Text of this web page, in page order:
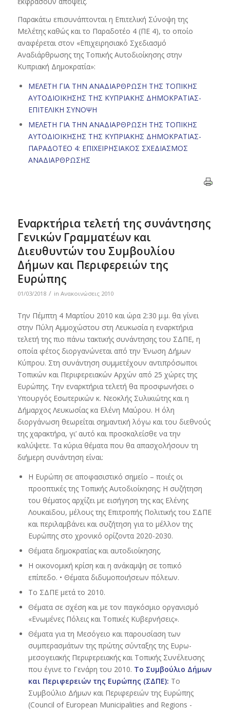
Παρακάτω επισυνάπτονται η Επιτελική Σύνοψη της
Μελέτης καθώς και το Παραδοτέο 4 (ΠΕ 4), το οποίο
αναφέρεται στον «Επιχειρησιακό Σχεδιασμό
Αναδιάρθρωσης της Τοπικής Αυτοδιοίκησης στην
Κυπριακή Δημοκρατία»:
ΜΕΛΕΤΗ ΓΙΑ ΤΗΝ ΑΝΑΔΙΑΡΘΡΩΣΗ ΤΗΣ ΤΟΠΙΚΗΣ
ΑΥΤΟΔΙΟΙΚΗΣΗΣ ΤΗΣ ΚΥΠΡΙΑΚΗΣ ΔΗΜΟΚΡΑΤΙΑΣ-
ΕΠΙΤΕΛΙΚΗ ΣΥΝΟΨΗ
ΜΕΛΕΤΗ ΓΙΑ ΤΗΝ ΑΝΑΔΙΑΡΘΡΩΣΗ ΤΗΣ ΤΟΠΙΚΗΣ
ΑΥΤΟΔΙΟΙΚΗΣΗΣ ΤΗΣ ΚΥΠΡΙΑΚΗΣ ΔΗΜΟΚΡΑΤΙΑΣ-
ΠΑΡΑΔΟΤΕΟ 4: ΕΠΙΧΕΙΡΗΣΙΑΚΟΣ ΣΧΕΔΙΑΣΜΟΣ
ΑΝΑΔΙΑΡΘΡΩΣΗΣ
Εναρκτήρια τελετή της συνάντησης
Γενικών Γραμματέων και
Διευθυντών του Συμβουλίου
Δήμων και Περιφερειών της
Ευρώπης
01/03/2018 / in Ανακοινώσεις 2010
Την Πέμπτη 4 Μαρτίου 2010 και ώρα 2:30 μ.μ. θα γίνει
στην Πύλη Αμμοχώστου στη Λευκωσία η εναρκτήρια
τελετή της πιο πάνω τακτικής συνάντησης του ΣΔΠΕ, η
οποία φέτος διοργανώνεται από την Ένωση Δήμων
Κύπρου. Στη συνάντηση συμμετέχουν αντιπρόσωποι
Τοπικών και Περιφερειακών Αρχών από 25 χώρες της
Ευρώπης. Την εναρκτήρια τελετή θα προσφωνήσει ο
Υπουργός Εσωτερικών κ. Νεοκλής Συλικιώτης και η
Δήμαρχος Λευκωσίας κα Ελένη Μαύρου. Η όλη
διοργάνωση θεωρείται σημαντική λόγω και του διεθνούς
της χαρακτήρα, γι’ αυτό και προσκαλείσθε να την
καλύψετε. Τα κύρια θέματα που θα απασχολήσουν τη
διήμερη συνάντηση είναι:
Η Ευρώπη σε αποφασιστικό σημείο – ποιές οι
προοπτικές της Τοπικής Αυτοδιοίκησης; Η συζήτηση
του θέματος αρχίζει με εισήγηση της κας Ελένης
Λουκαϊδου, μέλους της Επιτροπής Πολιτικής του ΣΔΠΕ
και περιλαμβάνει και συζήτηση για το μέλλον της
Ευρώπης στο χρονικό ορίζοντα 2020-2030.
Θέματα δημοκρατίας και αυτοδιοίκησης.
Η οικονομική κρίση και η ανάκαμψη σε τοπικό
επίπεδο. • Θέματα διδυμοποιήσεων πόλεων.
Το ΣΔΠΕ μετά το 2010.
Θέματα σε σχέση και με τον παγκόσμιο οργανισμό
«Ενωμένες Πόλεις και Τοπικές Κυβερνήσεις».
Θέματα για τη Μεσόγειο και παρουσίαση των
συμπερασμάτων της πρώτης σύνταξης της Ευρω-
μεσογειακής Περιφερειακής και Τοπικής Συνέλευσης
που έγινε το Γενάρη του 2010. Το Συμβούλιο Δήμων
και Περιφερειών της Ευρώπης (ΣΔΠΕ): To
Συμβούλιο Δήμων και Περιφερειών της Ευρώπης
(Council of European Municipalities and Regions -